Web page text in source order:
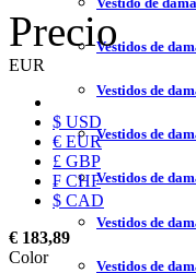
Vestidos de
Vestidos de
Vestidos de
Vestidos de
Vestidos de
Vestidos de
Precio
EUR
$ USD
€ EUR
£ GBP
₣ CHF
$ CAD
€ 183,89
Color